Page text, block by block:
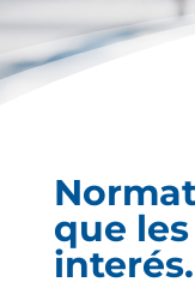
que
interés.